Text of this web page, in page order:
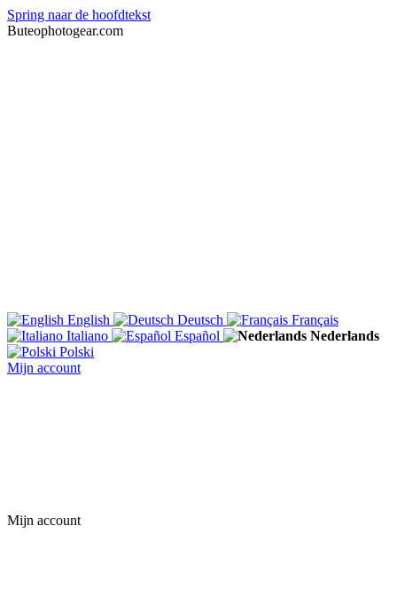
Spring naar de hoofdtekst
Buteophotogear.com
English Deutsch
Français
Italiano
Español
Nederlands
Polski
Mijn account
Mijn account